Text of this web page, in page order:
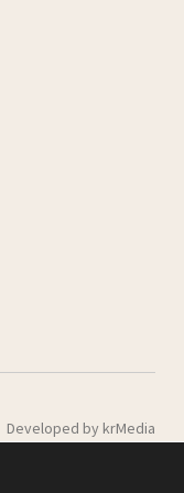
Developed by krMedia